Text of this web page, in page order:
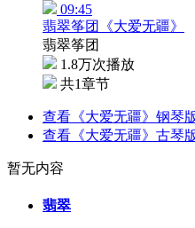
09:45
翡翠筝团《大爱无疆》
翡翠筝团
1.8万次播放
共1章节
查看《大爱无疆》钢琴
查看《大爱无疆》古琴
暂无内容
翡翠